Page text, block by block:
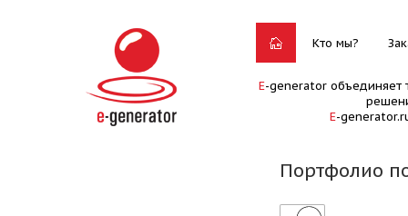
Кто мы?
E-generator объединяет
E-
Портфолио